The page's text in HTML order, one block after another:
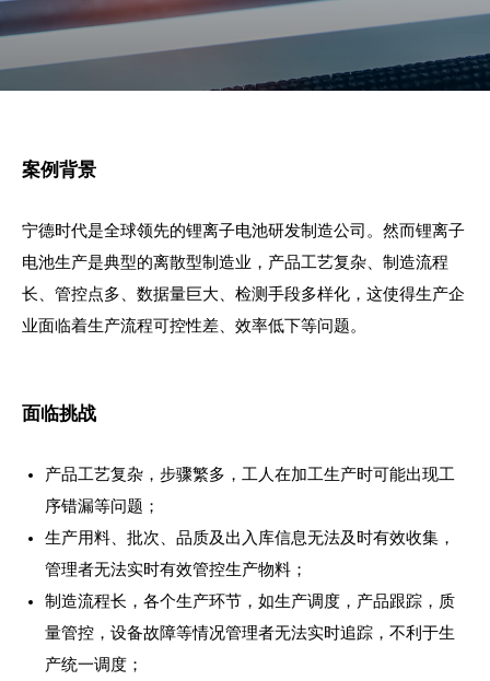
案例背景
宁德时代是全球领先的锂离子电池研发制造公司。然而锂离子
电池生产是典型的离散型制造业，产品工艺复杂、制造流程
长、管控点多、数据量巨大、检测手段多样化，这使得生产企
业面临着生产流程可控性差、效率低下等问题。
面临挑战
产品工艺复杂，步骤繁多，工人在加工生产时可能出现工
序错漏等问题；
生产用料、批次、品质及出入库信息无法及时有效收集，
管理者无法实时有效管控生产物料；
制造流程长，各个生产环节，如生产调度，产品跟踪，质
量管控，设备故障等情况管理者无法实时追踪，不利于生
产统一调度；